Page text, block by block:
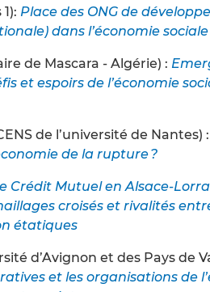
Place des ONG de
dans l’économie
de Mascara - Algérie) :
et espoirs de l’économie
de l’université de Nantes) :
de la rupture ?
Crédit Mutuel en Alsace-
croisés et rivalités
étatiques
d’Avignon et des Pays de
et les organisations de